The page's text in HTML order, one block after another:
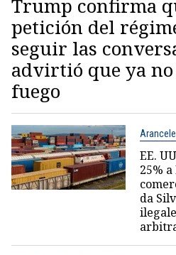
Trump confirma
petición del
seguir las
advirtió que ya
fuego
EE.
25%
da